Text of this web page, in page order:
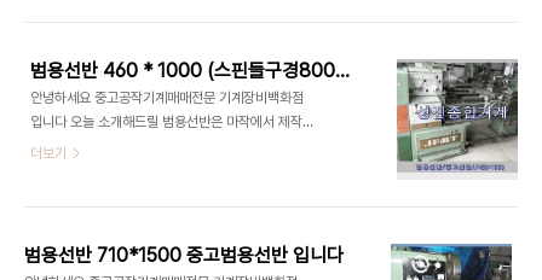
조사 : 삼흥 - 거래가능지역 : 전국 - 인도조건 : 상차
품목 복합밀링3호,범용밀링3호 다아라기계장터 에
서도 확인하실 수 있습니다 - 제품명 : [중고기계] 복
합밀링/중고밀링/범용밀링/복합3호 - [제품번호 :
815005] - 기본사양 : 상태좋음,코랙트,바이스포
함,디지탈3축 - 모델명 : 복합3호 - 제품분류 : 공작
복합밀링3호,범용밀링3호 중고공작기계전문 성진
외 다른사양..
범용선반 460 * 1000 (스핀들구경800파이)를 소개합니다
안녕하세요 중고공작기계매매전문 기계장비백화점
입니다 오늘 소개해드릴 범용선반은 마작에서 제작
한 범용선반 460 * 1000 (스핀들구경800파이)
해 주시길 부탁 드립니다 성진종합기계 취급품목 범
용선반 460 * 1000 (스핀들구경800파이)는 다
더보기
범용선반 710*1500 중고범용선반 입니다